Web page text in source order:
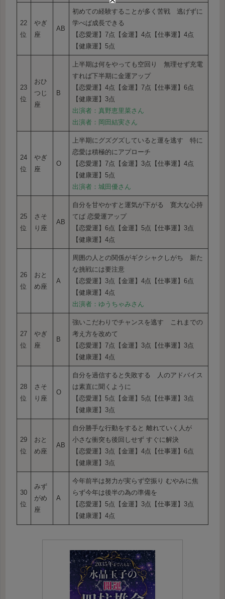
22
位
やぎ
座
AB
初めての経験することが多く苦戦 逃げずに
学べば成長できる
【恋愛運】7点【金運】4点【仕事運】4点
【健康運】5点
23
位
おひ
つじ
座
B
上半期は何をやっても空回り 無理せず充電
すれば下半期に金運アップ
【恋愛運】4点【金運】7点【仕事運】6点
【健康運】3点
出演者：真野恵里菜さん
出演者：岡田結実さん
24
位
やぎ
座
O
上半期にグズグズしていると運を逃す 特に
恋愛は積極的にアプローチ
【恋愛運】7点【金運】3点【仕事運】4点
【健康運】5点
出演者：城田優さん
25
位
さそ
り座
AB
自分を甘やかすと運気が下がる 寛大な心持
てば 恋愛運アップ
【恋愛運】6点【金運】5点【仕事運】3点
【健康運】4点
26
位
おと
め座
A
周囲の人との関係がギクシャクしがち 新た
な挑戦には要注意
【恋愛運】3点【金運】4点【仕事運】6点
【健康運】4点
出演者：ゆうちゃみさん
27
位
やぎ
座
B
強いこだわりでチャンスを逃す これまでの
考え方を改めて
【恋愛運】7点【金運】3点【仕事運】3点
【健康運】4点
28
位
さそ
り座
O
自分を過信すると失敗する 人のアドバイス
は素直に聞くように
【恋愛運】5点【金運】5点【仕事運】3点
【健康運】3点
29
位
おと
め座
AB
自分勝手な行動をすると 離れていく人が
小さな衝突も後回しせず すぐに解決
【恋愛運】3点【金運】4点【仕事運】6点
【健康運】3点
30
位
みず
がめ
座
A
今年前半は努力が実らず空振り むやみに焦
らず今年は後半の為の準備を
【恋愛運】5点【金運】3点【仕事運】3点
【健康運】4点